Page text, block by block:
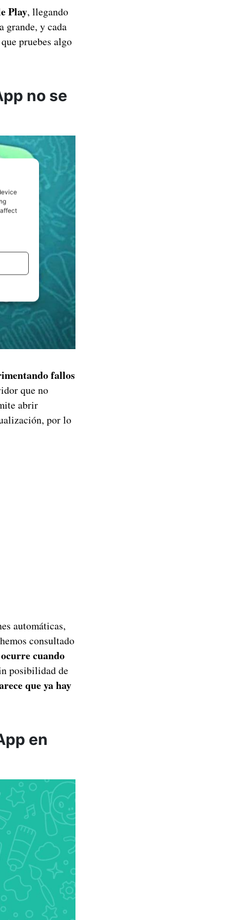
Play, llegando
grande, y cada
pruebes algo
no se
fallos
que no
abrir
por lo
automáticas,
consultado
cuando
posibilidad de
que ya hay
en